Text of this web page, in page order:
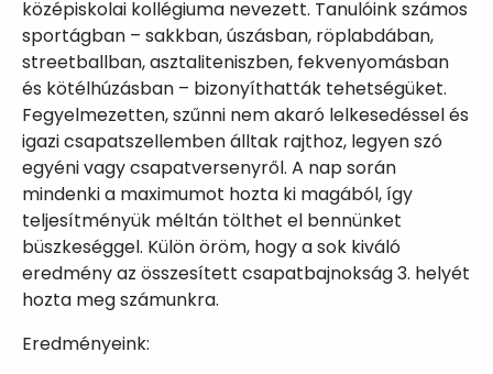
középiskolai kollégiuma nevezett. Tanulóink számos
sportágban – sakkban, úszásban, röplabdában,
streetballban, asztaliteniszben, fekvenyomásban
és kötélhúzásban – bizonyíthatták tehetségüket.
Fegyelmezetten, szűnni nem akaró lelkesedéssel és
igazi csapatszellemben álltak rajthoz, legyen szó
egyéni vagy csapatversenyről. A nap során
mindenki a maximumot hozta ki magából, így
teljesítményük méltán tölthet el bennünket
büszkeséggel. Külön öröm, hogy a sok kiváló
eredmény az összesített csapatbajnokság 3. helyét
hozta meg számunkra.
Eredményeink: